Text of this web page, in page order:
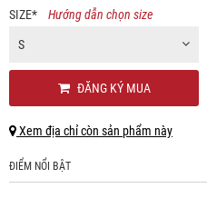
SIZE* Hướng dẫn chọn size
S
ĐĂNG KÝ MUA
Xem địa chỉ còn sản phẩm này
ĐIỂM NỔI BẬT